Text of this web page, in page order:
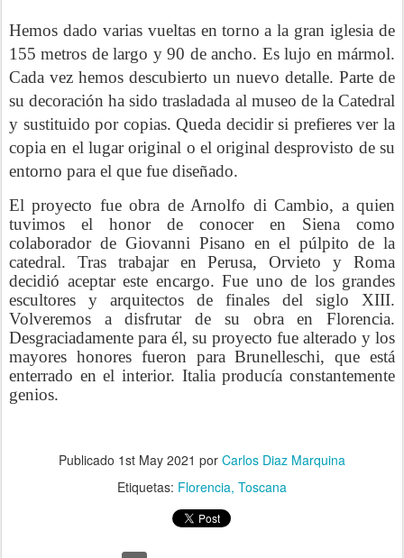
Hemos dado varias vueltas en torno a la gran iglesia de
155 metros de largo y 90 de ancho. Es lujo en mármol.
Cada vez hemos descubierto un nuevo detalle. Parte de
su decoración ha sido trasladada al museo de la Catedral
y sustituido por copias. Queda decidir si prefieres ver la
copia en el lugar original o el original desprovisto de su
entorno para el que fue diseñado.
El proyecto fue obra de Arnolfo di Cambio, a quien
tuvimos el honor de conocer en Siena como
colaborador de Giovanni Pisano en el púlpito de la
catedral. Tras trabajar en Perusa, Orvieto y Roma
decidió aceptar este encargo. Fue uno de los grandes
escultores y arquitectos de finales del siglo XIII.
Volveremos a disfrutar de su obra en Florencia.
Desgraciadamente para él, su proyecto fue alterado y los
mayores honores fueron para Brunelleschi, que está
enterrado en el interior. Italia producía constantemente
genios.
Publicado 1st May 2021 por Carlos Diaz Marquina
Etiquetas: Florencia Toscana